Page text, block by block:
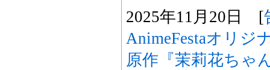
2025年11月20日 [
AnimeFestaオリジ
原作『茉莉花ちゃ